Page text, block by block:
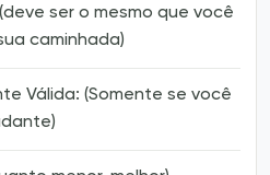
ser o mesmo que você
caminhada)
Válida: (Somente se você